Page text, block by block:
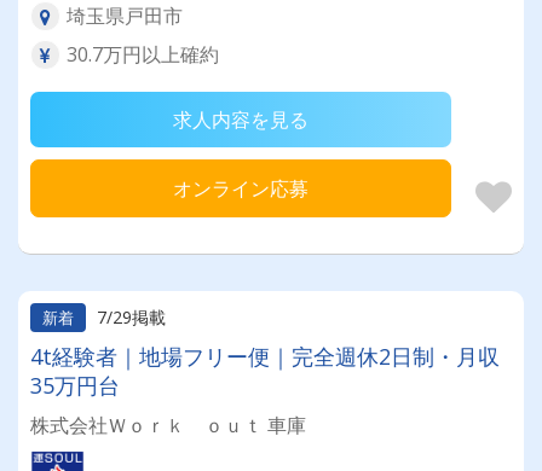
埼玉県戸田市
30.7万円以上確約
求人内容を見る
オンライン応募
新着 7/29掲載
4t経験者｜地場フリー便｜完全週休2日制・月収
35万円台
株式会社Ｗｏｒｋ ｏｕｔ 車庫